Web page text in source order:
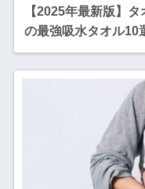
【2025年最新版】
の最強吸水タオル10